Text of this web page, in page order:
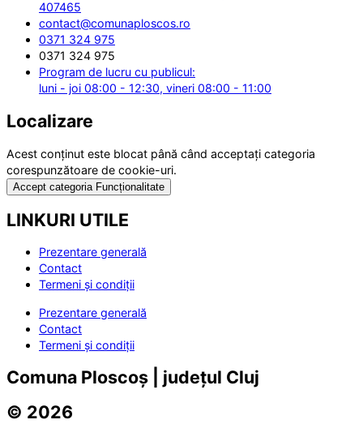
407465
contact@comunaploscos.ro
0371 324 975
0371 324 975
Program de lucru cu publicul:
luni - joi 08:00 - 12:30, vineri 08:00 - 11:00
Localizare
Acest conținut este blocat până când acceptați categoria
corespunzătoare de cookie-uri.
Accept categoria Funcționalitate
LINKURI UTILE
Prezentare generală
Contact
Termeni și condiții
Prezentare generală
Contact
Termeni și condiții
Comuna Ploscoș | județul Cluj
© 2026